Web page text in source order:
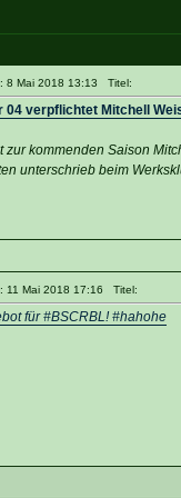
8 Mai 2018 13:13 Titel:
04 verpflichtet Mitchell
zur kommenden Saison
unterschrieb beim
11 Mai 2018 17:16 Titel:
für #BSCRBL! #hahohe